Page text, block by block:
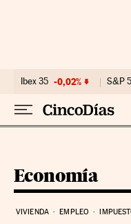
Ibex 35 -0,02% S&P
Economía
VIVIENDA EMPLEO